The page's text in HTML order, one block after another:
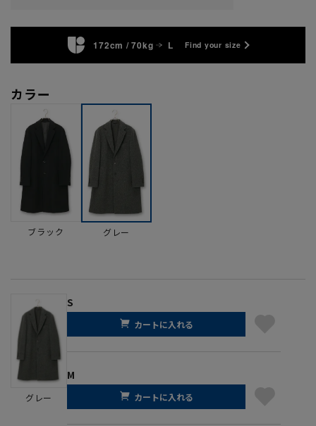
172cm / 70kg L Find your size
カラー
ブラック グレー
グレー
S
カートに入れる
M
カートに入れる